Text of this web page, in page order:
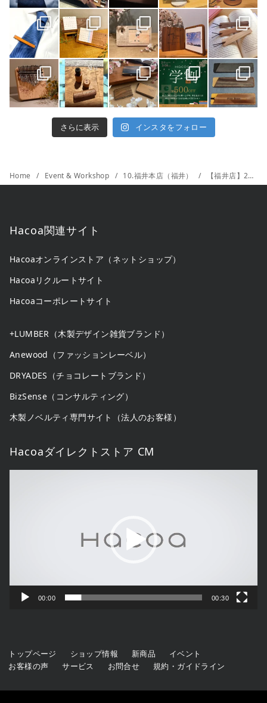
さらに表示 インスタをフォロー
Home Event & Workshop 10.福井本店（福井） 【福井店】2月ワークショップ「マルチバーム」「組み木コースター」づくり
Hacoa関連サイト
Hacoaオンラインストア（ネットショップ）
Hacoaリクルートサイト
Hacoaコーポレートサイト
+LUMBER（木製デザイン雑貨ブランド）
Anewood（ファッションレーベル）
DRYADES（チョコレートブランド）
BizSense（コンサルティング）
木製ノベルティ専門サイト（法人のお客様）
Hacoaダイレクトストア CM
00:00 00:30
トップページ ショップ情報 新商品
イベント
お客様の声
サービス お問合せ 規約・ガイドライン